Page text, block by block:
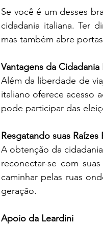
Se você é um desses
cidadania italiana. Ter
mas também abre
Vantagens da Cidadania
Além da liberdade de
italiano oferece acesso
pode participar das
Resgatando suas Raízes
A obtenção da
reconectar-se com
caminhar pelas ruas
geração.
Apoio da Leardini